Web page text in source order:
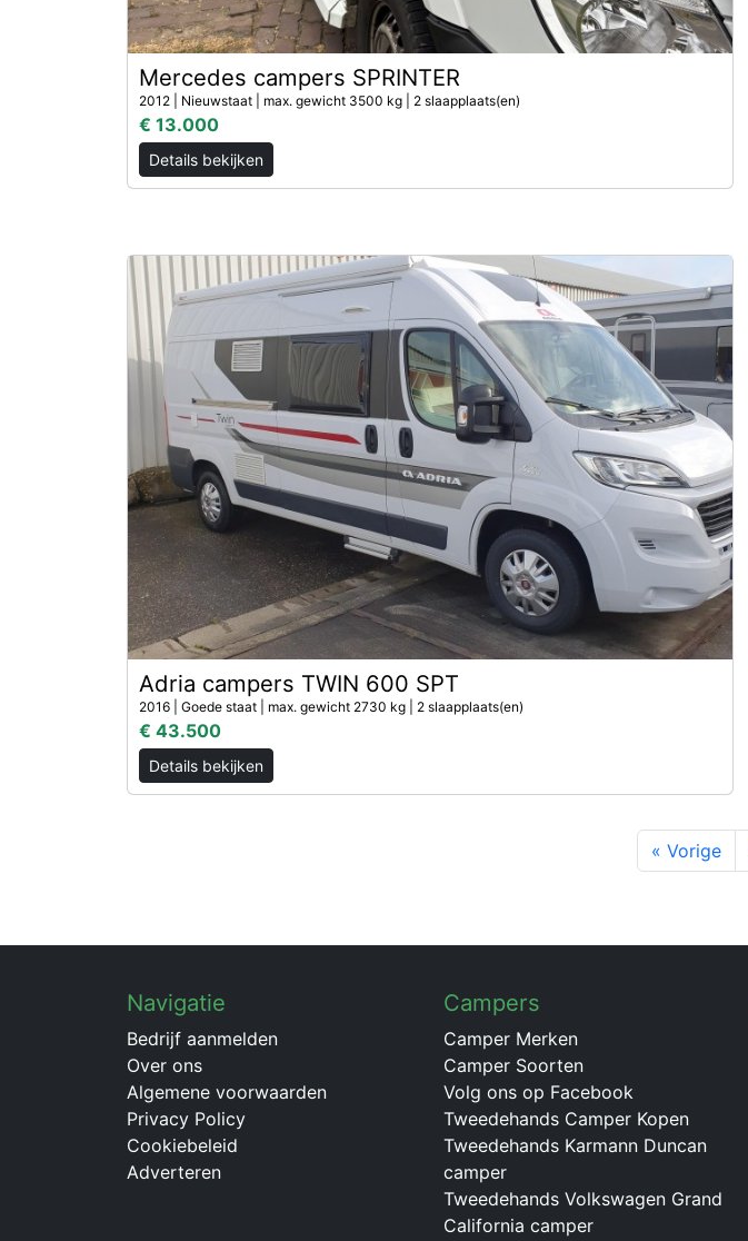
Mercedes campers SPRINTER
2012 | Nieuwstaat | max. gewicht 3500 kg | 2 slaapplaats(en)
€ 13.000
Details bekijken
Adria campers TWIN 600 SPT
2016 | Goede staat | max. gewicht 2730 kg | 2 slaapplaats(en)
€ 43.500
Details bekijken
« Vorige
Navigatie
Bedrijf aanmelden
Over ons
Algemene voorwaarden
Privacy Policy
Cookiebeleid
Adverteren
Campers
Camper Merken
Camper Soorten
Volg ons op Facebook
Tweedehands Camper Kopen
Tweedehands Karmann Duncan
camper
Tweedehands Volkswagen Grand
California camper